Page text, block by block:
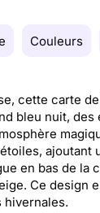
Couleurs
cette carte
bleu nuit,
ajoutant
en bas de la
Ce design
hivernales.